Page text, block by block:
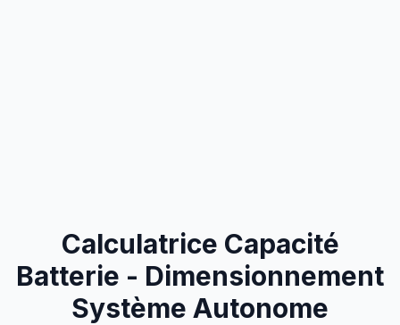
Calculatrice Capacité
Batterie - Dimensionnement
Système Autonome